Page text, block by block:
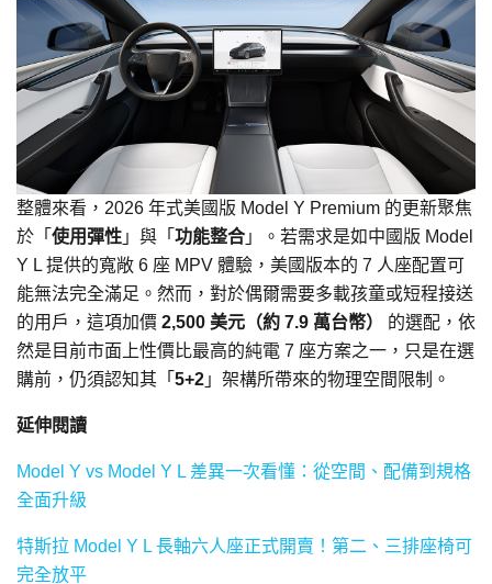
整體來看，2026 年式美國版 Model Y Premium 的更新聚焦
於「 使用彈性 」與「 功能整合 」。若需求是如中國版 Model
Y L 提供的寬敞 6 座 MPV 體驗，美國版本的 7 人座配置可
能無法完全滿足。然而，對於偶爾需要多載孩童或短程接送
的用戶，這項加價 2,500 美元（約 7.9 萬台幣）
的選配，依
然是目前市面上性價比最高的純電 7 座方案之一，只是在選
購前，仍須認知其「 5+2 」架構所帶來的物理空間限制。
延伸閱讀
Model Y vs Model Y L 差異一次看懂：從空間、配備到規格
全面升級
特斯拉 Model Y L 長軸六人座正式開賣！第二、三排座椅可
完全放平